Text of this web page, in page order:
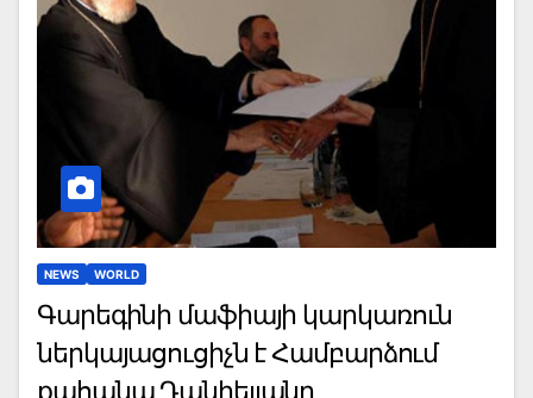
NEWS WORLD
Գարեգինի մաֆիայի կարկառուն
ներկայացուցիչն է Համբարձում
քահանա Դանիելյանը